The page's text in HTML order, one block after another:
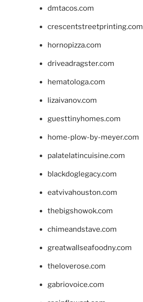
dmtacos.com
crescentstreetprinting.com
hornopizza.com
driveadragster.com
hematologa.com
lizaivanov.com
guesttinyhomes.com
home-plow-by-meyer.com
palatelatincuisine.com
blackdoglegacy.com
eatvivahouston.com
thebigshowok.com
chimeandstave.com
greatwallseafoodny.com
theloverose.com
gabriovoice.com